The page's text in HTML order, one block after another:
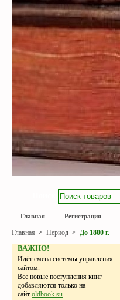
Главная Регистрация
Главная > Период > До 1800 г.
ВАЖНО!
Идёт смена системы управления
сайтом.
Все новые поступления книг
добавляются только на
сайт oldbook.su